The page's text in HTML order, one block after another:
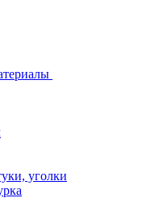
уголки